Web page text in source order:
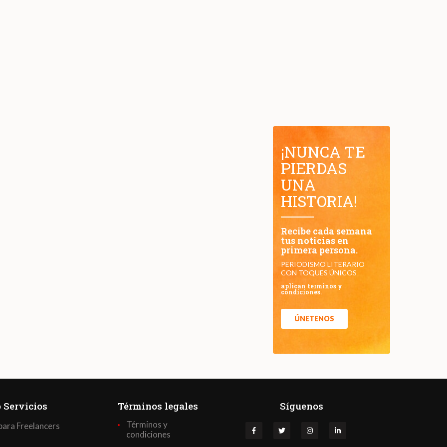
¡NUNCA TE
PIERDAS
UNA
HISTORIA!
Recibe cada semana
tus noticias en
primera persona.
PERIODISMO LITERARIO
CON TOQUES ÚNICOS
aplican terminos y
condiciones.
ÚNETENOS
Servicios
Freelancers
Términos legales
Términos y
condiciones
Síguenos